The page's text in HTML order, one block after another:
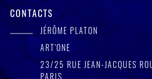
CONTACTS
JÉRÔME PLATON
ART'ONE
23/25 RUE JEAN-JACQUES
PARIS